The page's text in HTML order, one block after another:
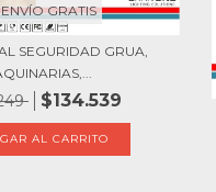
ENVÍO GRATIS
SEGURIDAD GRUA,
$134.539